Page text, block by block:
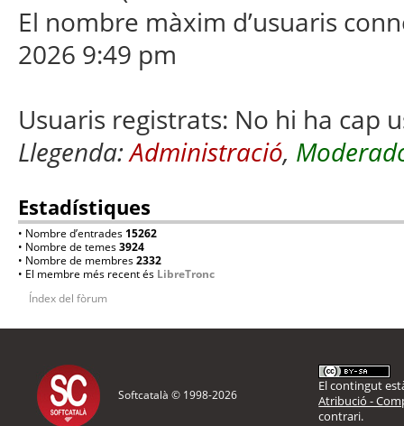
El nombre màxim d’usuaris
2026 9:49 pm
Usuaris registrats: No hi ha cap
Llegenda:Administració,
Estadístiques
• Nombre d’entrades 15262
• Nombre de temes3924
• Nombre de membres2332
• El membre més recent és LibreTronc
Índex del fòrum
Softcatalà © 1998-2026
El contingut
Atribució -
contrari.